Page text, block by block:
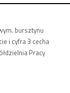
bursztynu
i cyfra 3 cecha
Pracy